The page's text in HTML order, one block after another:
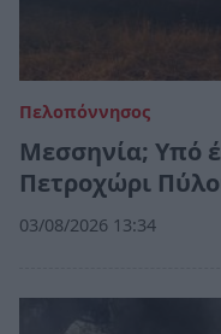
Πελοπόννησος
Μεσσηνία; Υπό
Πετροχώρι
03/08/2026 13:34